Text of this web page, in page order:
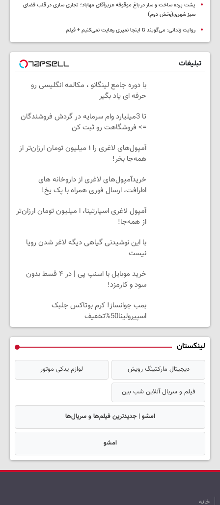
پشت پرده ساخت و ساز در باغ موقوفه عزیزآقای مهاباد؛ تجاری سازی در قلب فضای
سبز شهری(بخش دوم)
روایت زندانی: می‌گویند تا اینجا نمیری رهایت نمی‌کنیم + فیلم
تبلیغات
با دوره جامع لینگانو ، مکالمه انگلیسی رو
حرفه ای یاد بگیر
تا 3میلیارد وام سرمایه در گردش فروشندگان
=> فروشگاهت رو ثبت کن
آمپول‌های لاغری را ۱ میلیون تومان ارزان‌تر از
همه‌جا بخر!
خریدآمپول‌های لاغری از داروخانه های
اطرافت، ارسال فوری همراه با پک یخ!
آمپول لاغری اسپارتینا، ا میلیون تومان ارزان‌تر
از همه‌جا!
با این نوشیدنی گیاهی دیگه لاغر شدن رویا
نیست
خرید موبایل با اسنپ پی | در ۴ قسط بدون
سود و کارمزد!
بمب جوانساز! کرم بوتاکس جلبک
اسپیرولینا50%تخفیف
لینکستان
دیجیتال مارکتینگ رویش لوازم یدکی موتور
فیلم و سریال آنلاین شب بین
امشو | جدیدترین فیلم‌ها و سریال‌ها
امشو
خانه